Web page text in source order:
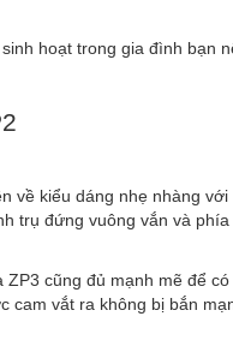
hoạt trong gia đình bạn
về kiểu dáng nhẹ nhàng
trụ đứng vuông vắn và
cũng đủ mạnh mẽ để
cam vắt ra không bị bắn